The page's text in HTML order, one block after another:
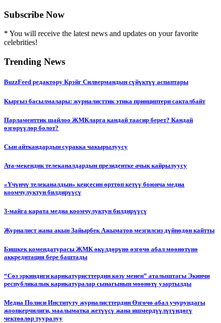
Subscribe Now
* You will receive the latest news and updates on your favorite
celebrities!
Trending News
BuzzFeed редактору Крэйг Силвермандын сүйүктүү аспаптары
Кыргыз басылмалары: журналисттик этика принциптери сакталбайт
Парламенттик шайлоо ЖМКларга кандай таасир берет? Кандай
өзгөрүүлөр болот?
Сын айткандардын суракка чакырылуусу
Ата-мекендик телеканалдардын президентке ачык кайрылуусу
«Үчүнчү телеканалдын» кеңсесин өрттөп кетүү боюнча медиа
коомчулуктун билдирүүсү
3-майга карата медиа коомчулуктун билдирүүсү
Журналист жана акын Зайырбек Ажыматов мезгилсиз дүйнөдөн кайтты
Бишкек комендатурасы ЖМК өкүлдөрүнө өзгөчө абал мөөнөтүнө
аккредитация бере баштады
“Сөз эркиндиги карикатуристтердин көзү менен” аталыштагы Экинчи
республикалык карикатуралар сынагынын мөөнөтү узартылды
Медиа Полиси Институту журналисттердин Өзгөчө абал учурундагы
жоопкерчилиги, маалыматка жетүүсү жана ишмердүүлүгүндөгү
чектөөлөр тууралуу